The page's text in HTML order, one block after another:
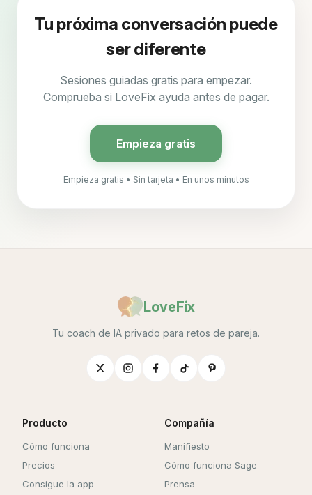
Tu próxima conversación puede
ser diferente
Sesiones guiadas gratis para empezar.
Comprueba si LoveFix ayuda antes de pagar.
Empieza gratis
Empieza gratis • Sin tarjeta • En unos minutos
LoveFix
Tu coach de IA privado para retos de pareja.
Producto
Cómo funciona
Precios
Consigue la app
Compañía
Manifiesto
Cómo funciona Sage
Prensa